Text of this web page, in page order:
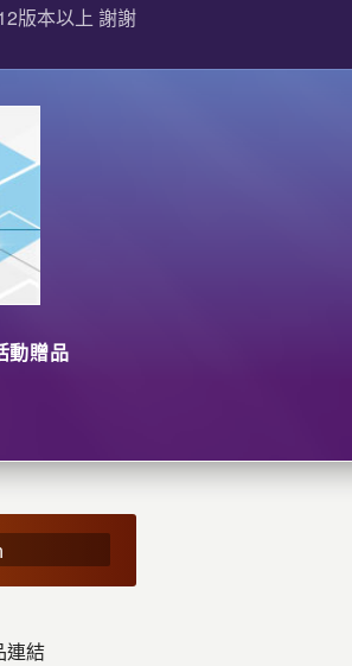
版本以上 謝謝
動贈品
連結